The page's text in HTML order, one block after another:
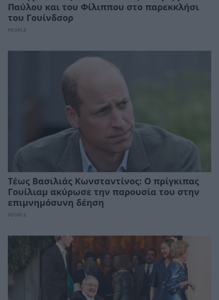
Παύλου και του Φίλιππου στο παρεκκλήσι
του Γουίνδσορ
PEOPLE
Τέως Βασιλιάς Κωνσταντίνος: Ο πρίγκιπας
Γουίλιαμ ακύρωσε την παρουσία του στην
επιμνημόσυνη δέηση
PEOPLE